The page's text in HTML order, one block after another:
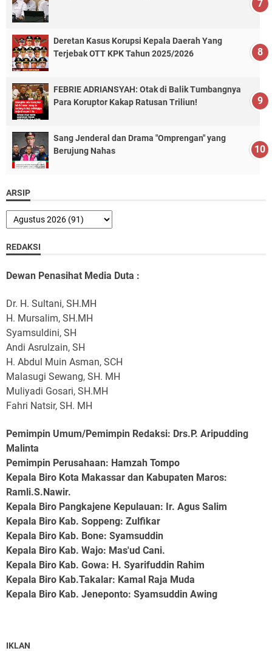
Deretan Kasus Korupsi Kepala Daerah Yang
Terjebak OTT KPK Tahun 2025/2026
FEBRIE ADRIANSYAH: Otak di Balik Tumbangnya
Para Koruptor Kakap Ratusan Triliun!
Sang Jenderal dan Drama "Omprengan" yang
Berujung Nahas
ARSIP
REDAKSI
Dewan Penasihat Media Duta :
Dr. H. Sultani, SH.MH
H. Mursalim, SH.MH
Syamsuldini, SH
Andi Asrulzain, SH
H. Abdul Muin Asman, SCH
Malasugi Sewang, SH. MH
Muliyadi Gosari, SH.MH
Fahri Natsir, SH. MH
Pemimpin Umum/Pemimpin Redaksi: Drs.P. Aripudding
Malinta
Pemimpin Perusahaan: Hamzah Tompo
Kepala Biro Kota Makassar dan Kabupaten Maros:
Ramli.S.Nawir.
Kepala Biro Pangkajene Kepulauan: Ir. Agus Salim
Kepala Biro Kab. Soppeng: Zulfikar
Kepala Biro Kab. Bone: Syamsuddin
Kepala Biro Kab. Wajo: Mas'ud Cani.
Kepala Biro Kab. Gowa: H. Syarifuddin Rahim
Kepala Biro Kab.Takalar: Kamal Raja Muda
Kepala Biro Kab. Jeneponto: Syamsuddin Awing
IKLAN